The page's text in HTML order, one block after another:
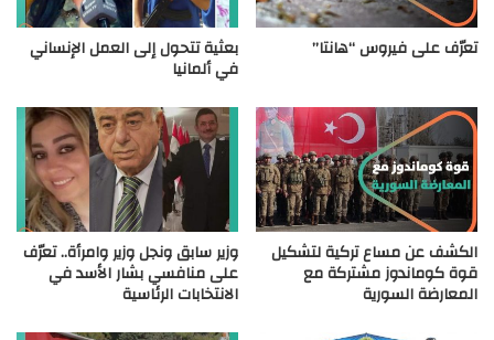
تعرّف على فيروس “هانتا” بعثية تتحول إلى العمل الإنساني
في ألمانيا
الكشف عن مساع تركية لتشكيل
قوة كوماندوز مشتركة مع
المعارضة السورية
وزير سابق ونجل وزير وامرأة.. تعرّف
على منافسي بشار الأسد في
الانتخابات الرئاسية